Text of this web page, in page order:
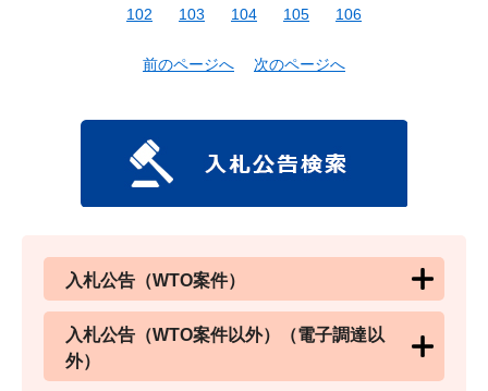
102
103 104 105 106
前のページへ 次のページへ
入札公告（WTO案件）
入札公告（WTO案件以外）（電子調達以
外）